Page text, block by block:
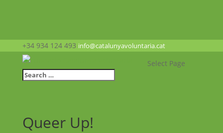
+34 934 124 493 info@catalunyavoluntaria.cat
Select Page
Queer Up!